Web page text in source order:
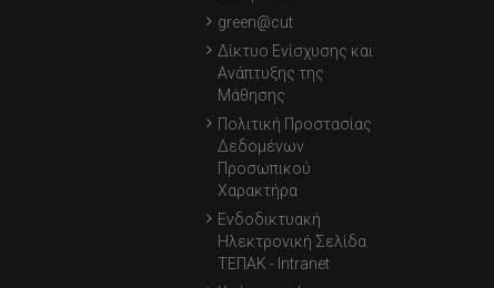
green@cut
Δίκτυο Ενίσχυσης και
Ανάπτυξης της
Μάθησης
Πολιτική Προστασίας
Δεδομένων
Προσωπικού
Χαρακτήρα
Ενδοδικτυακή
Ηλεκτρονική Σελίδα
ΤΕΠΑΚ - Intranet